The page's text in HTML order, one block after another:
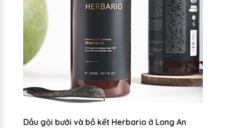
Dầu gội bưởi và bồ kết Herbario ở Long An